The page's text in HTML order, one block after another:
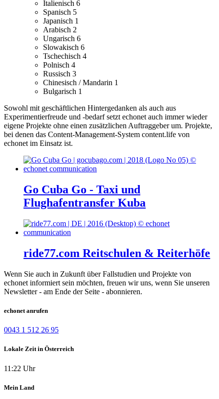
Italienisch 6
Spanisch 5
Japanisch 1
Arabisch 2
Ungarisch 6
Slowakisch 6
Tschechisch 4
Polnisch 4
Russisch 3
Chinesisch / Mandarin 1
Bulgarisch 1
Sowohl mit geschäftlichen Hintergedanken als auch aus
Experimentierfreude und -bedarf setzt echonet auch immer wieder
eigene Projekte ohne einen zusätzlichen Auftraggeber um. Projekte,
bei denen das Content-Management-System content.life von
echonet im Einsatz ist.
Go Cuba Go - Taxi und
Flughafentransfer Kuba
ride77.com Reitschulen & Reiterhöfe
Wenn Sie auch in Zukunft über Fallstudien und Projekte von
echonet informiert sein möchten, freuen wir uns, wenn Sie unseren
Newsletter - am Ende der Seite - abonnieren.
echonet anrufen
0043 1 512 26 95
Lokale Zeit in Österreich
11:22 Uhr
Mein Land